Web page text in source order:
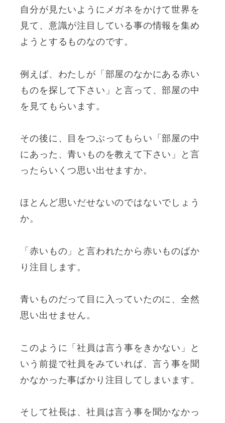
自分が見たいようにメガネをかけて世界を
見て、意識が注目している事の情報を集め
ようとするものなのです。
例えば、わたしが「部屋のなかにある赤い
ものを探して下さい」と言って、部屋の中
を見てもらいます。
その後に、目をつぶってもらい「部屋の中
にあった、青いものを教えて下さい」と言
ったらいくつ思い出せますか。
ほとんど思いだせないのではないでしょう
か。
「赤いもの」と言われたから赤いものばか
り注目します。
青いものだって目に入っていたのに、全然
思い出せません。
このように「社員は言う事をきかない」と
いう前提で社員をみていれば、言う事を聞
かなかった事ばかり注目してしまいます。
そして社長は、社員は言う事を聞かなかっ